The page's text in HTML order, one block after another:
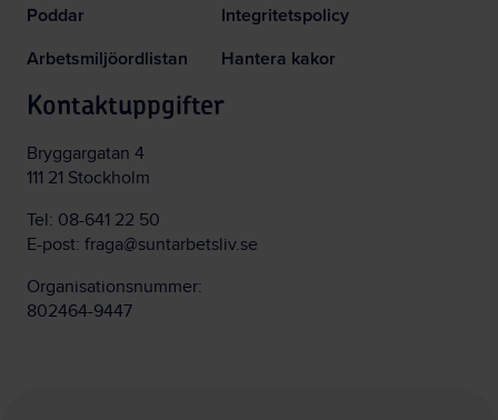
Poddar
Arbetsmiljöordlistan
Integritetspolicy
Hantera kakor
Kontaktuppgifter
Bryggargatan 4
111 21 Stockholm
Tel: 08-641 22 50
E-post: fraga@suntarbetsliv.se
Organisationsnummer:
802464-9447